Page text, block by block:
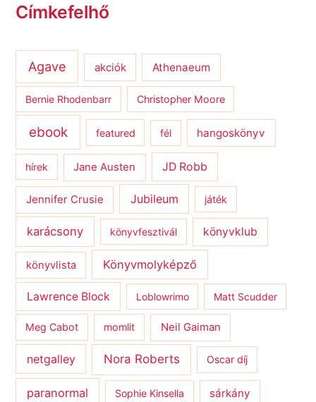
Címkefelhő
Agave akciók Athenaeum
Bernie Rhodenbarr Christopher Moore
ebook featured fél hangoskönyv
hírek Jane Austen JD Robb
Jennifer Crusie Jubileum játék
karácsony könyvfesztivál könyvklub
könyvlista Könyvmolyképző
Lawrence Block Loblowrimo Matt Scudder
Meg Cabot momlit Neil Gaiman
netgalley Nora Roberts Oscar díj
paranormal Sophie Kinsella sárkány